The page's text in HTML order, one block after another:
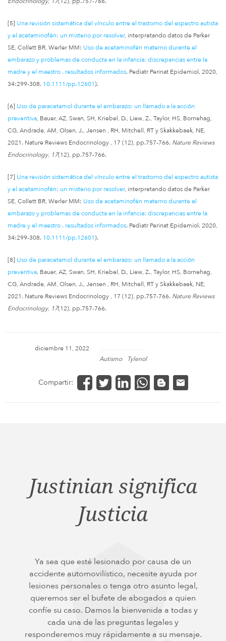
[5] Una revisión sistemática del vínculo entre el trastorno del espectro autista
y el acetaminofén: un misterio por resolver, interpretando datos de Parker
SE, Collett BR, Werler MM: Uso de acetaminofén materno durante el
embarazo y problemas de conducta en la infancia: discrepancias entre la
madre y el maestro . resultados informados. Pediatr Perinat Epidemiol. 2020,
34:299-308. 10.1111/pp.12601).
[6] Uso de paracetamol durante el embarazo: un llamado a la acción
preventiva, Bauer, AZ, Swan, SH, Kriebel, D., Liew, Z., Taylor, HS, Bornehag,
CG, Andrade, AM, Olsen, J., Jensen , RH, Mitchell, RT y Skakkebaek, NE,
2021. Nature Reviews Endocrinology , 17 (12), pp.757-766. Nature Reviews
Endocrinology, 17(12), pp.757-766.
[7] Una revisión sistemática del vínculo entre el trastorno del espectro autista
y el acetaminofén: un misterio por resolver, interpretando datos de Parker
SE, Collett BR, Werler MM: Uso de acetaminofén materno durante el
embarazo y problemas de conducta en la infancia: discrepancias entre la
madre y el maestro . resultados informados. Pediatr Perinat Epidemiol. 2020,
34:299-308. 10.1111/pp.12601).
[8] Uso de paracetamol durante el embarazo: un llamado a la acción
preventiva, Bauer, AZ, Swan, SH, Kriebel, D., Liew, Z., Taylor, HS, Bornehag,
CG, Andrade, AM, Olsen, J., Jensen , RH, Mitchell, RT y Skakkebaek, NE,
2021. Nature Reviews Endocrinology , 17 (12), pp.757-766. Nature Reviews
Endocrinology, 17(12), pp.757-766.
diciembre 11, 2022
Autismo
Tylenol
Compartir:
Justinian significa
Justicia
Ya sea que esté lesionado por causa de un
accidente automovilístico, necesite ayuda por
lesiones personales o tenga otro asunto legal,
queremos ser el bufete de abogados a quien
confíe su caso. Damos la bienvenida a todas y
cada una de las preguntas legales y
responderemos muy rápidamente a su mensaje.